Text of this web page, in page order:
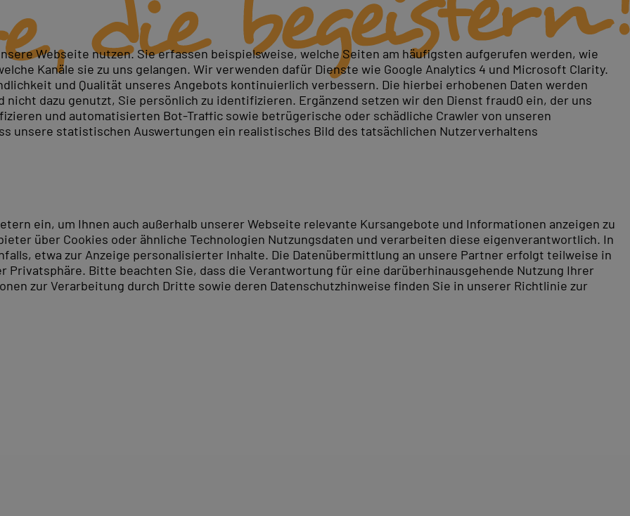
und Fachkräfte auf unsere Erfahrung in der IT-Weiterbildung.
Webseite nutzen. Sie erfassen beispielsweise, welche Seiten am häufigsten aufgerufen werden, wie
Kanäle sie zu uns gelangen. Wir verwenden dafür Dienste wie Google Analytics 4 und Microsoft Clarity.
und Qualität unseres Angebots kontinuierlich verbessern. Die hierbei erhobenen Daten werden
dazu genutzt, Sie persönlich zu identifizieren. Ergänzend setzen wir den Dienst fraud0 ein, der uns
und automatisierten Bot-Traffic sowie betrügerische oder schädliche Crawler von unseren
unsere statistischen Auswertungen ein realistisches Bild des tatsächlichen Nutzerverhaltens
ein, um Ihnen auch außerhalb unserer Webseite relevante Kursangebote und Informationen anzeigen zu
über Cookies oder ähnliche Technologien Nutzungsdaten und verarbeiten diese eigenverantwortlich. In
etwa zur Anzeige personalisierter Inhalte. Die Datenübermittlung an unsere Partner erfolgt teilweise in
Privatsphäre. Bitte beachten Sie, dass die Verantwortung für eine darüberhinausgehende Nutzung Ihrer
zur Verarbeitung durch Dritte sowie deren Datenschutzhinweise finden Sie in unserer Richtlinie zur